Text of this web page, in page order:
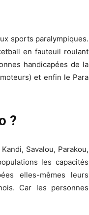
sports paralympiques.
en fauteuil roulant
handicapées de la
et enfin le Para
?
Savalou, Parakou,
les capacités
elles-mêmes leurs
Car les personnes